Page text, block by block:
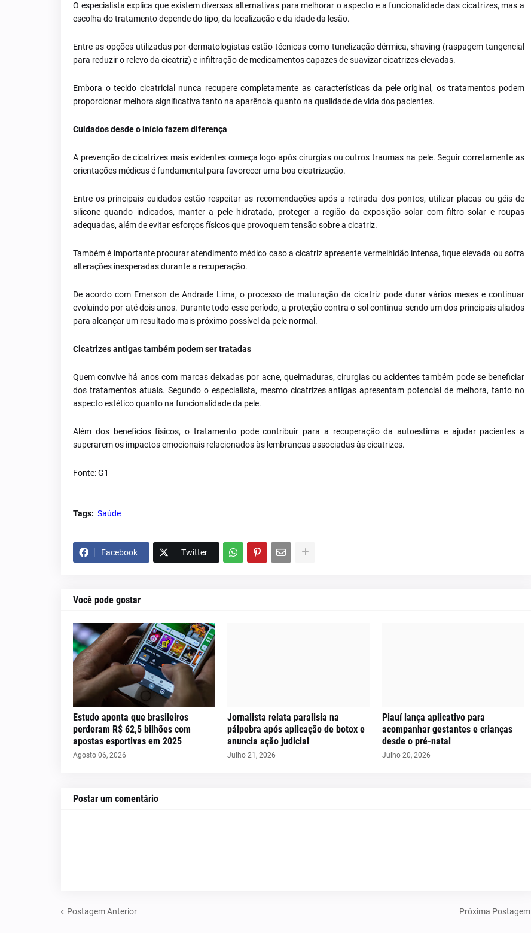
O especialista explica que existem diversas alternativas para melhorar o aspecto e a funcionalidade das cicatrizes, mas a
escolha do tratamento depende do tipo, da localização e da idade da lesão.
Entre as opções utilizadas por dermatologistas estão técnicas como tunelização dérmica, shaving (raspagem tangencial
para reduzir o relevo da cicatriz) e infiltração de medicamentos capazes de suavizar cicatrizes elevadas.
Embora o tecido cicatricial nunca recupere completamente as características da pele original, os tratamentos podem
proporcionar melhora significativa tanto na aparência quanto na qualidade de vida dos pacientes.
Cuidados desde o início fazem diferença
A prevenção de cicatrizes mais evidentes começa logo após cirurgias ou outros traumas na pele. Seguir corretamente as
orientações médicas é fundamental para favorecer uma boa cicatrização.
Entre os principais cuidados estão respeitar as recomendações após a retirada dos pontos, utilizar placas ou géis de
silicone quando indicados, manter a pele hidratada, proteger a região da exposição solar com filtro solar e roupas
adequadas, além de evitar esforços físicos que provoquem tensão sobre a cicatriz.
Também é importante procurar atendimento médico caso a cicatriz apresente vermelhidão intensa, fique elevada ou sofra
alterações inesperadas durante a recuperação.
De acordo com Emerson de Andrade Lima, o processo de maturação da cicatriz pode durar vários meses e continuar
evoluindo por até dois anos. Durante todo esse período, a proteção contra o sol continua sendo um dos principais aliados
para alcançar um resultado mais próximo possível da pele normal.
Cicatrizes antigas também podem ser tratadas
Quem convive há anos com marcas deixadas por acne, queimaduras, cirurgias ou acidentes também pode se beneficiar
dos tratamentos atuais. Segundo o especialista, mesmo cicatrizes antigas apresentam potencial de melhora, tanto no
aspecto estético quanto na funcionalidade da pele.
Além dos benefícios físicos, o tratamento pode contribuir para a recuperação da autoestima e ajudar pacientes a
superarem os impactos emocionais relacionados às lembranças associadas às cicatrizes.
Fonte: G1
Tags: Saúde
Facebook Twitter
Você pode gostar
Estudo aponta que brasileiros
perderam R$ 62,5 bilhões com
apostas esportivas em 2025
Agosto 06, 2026
Jornalista relata paralisia na
pálpebra após aplicação de botox e
anuncia ação judicial
Julho 21, 2026
Piauí lança aplicativo para
acompanhar gestantes e crianças
desde o pré-natal
Julho 20, 2026
Postar um comentário
Postagem Anterior Próxima Postagem